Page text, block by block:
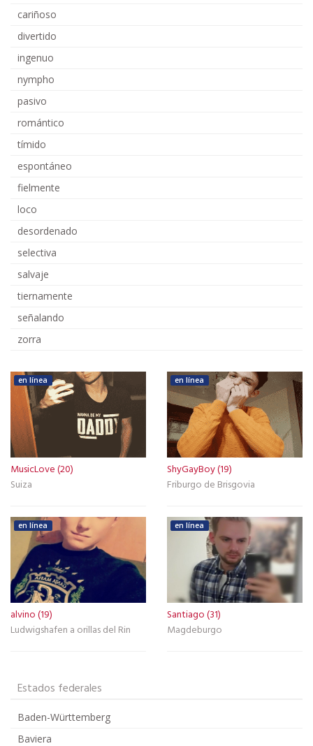
cariñoso
divertido
ingenuo
nympho
pasivo
romántico
tímido
espontáneo
fielmente
loco
desordenado
selectiva
salvaje
tiernamente
señalando
zorra
en línea
MusicLove (20)
Suiza
en línea
ShyGayBoy (19)
Friburgo de Brisgovia
en línea
alvino (19)
Ludwigshafen a orillas del Rin
en línea
Santiago (31)
Magdeburgo
Estados federales
Baden-Württemberg
Baviera